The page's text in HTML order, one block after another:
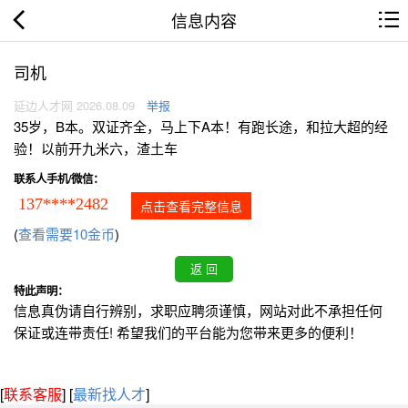
信息内容
司机
延边人才网 2026.08.09 举报
35岁，B本。双证齐全，马上下A本！有跑长途，和拉大超的经
验！以前开九米六，渣土车
联系人手机/微信：
137****2482 点击查看完整信息
(查看需要10金币)
特此声明：
信息真伪请自行辨别，求职应聘须谨慎，网站对此不承担任何
保证或连带责任! 希望我们的平台能为您带来更多的便利！
[联系客服] [最新找人才]